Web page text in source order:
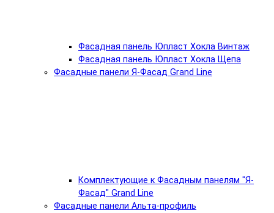
Фасадная панель Юпласт Хокла Винтаж
Фасадная панель Юпласт Хокла Щепа
Фасадные панели Я-Фасад Grand Line
Комплектующие к Фасадным панелям "Я-
Фасад" Grand Line
Фасадные панели Альта-профиль